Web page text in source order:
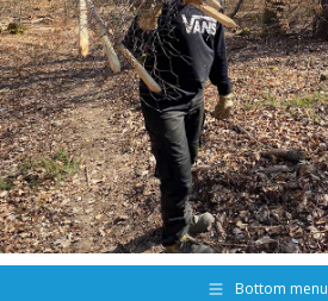
Bottom menu